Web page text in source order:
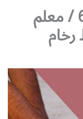
فني تركيب سيراميك البر / 66447375 / معلم